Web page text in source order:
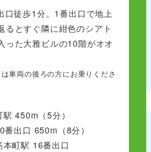
口徒歩1分。1番出口で地上
るとすぐ隣に紺色のシアト
った大雅ビルの10階がオオ
車両の後ろの方にお乗りくださ
450m（5分）
番出口 650m（8分）
町駅 16番出口